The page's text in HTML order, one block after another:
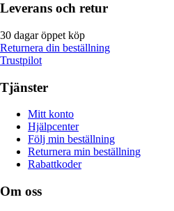
Leverans och retur
30 dagar öppet köp
Returnera din beställning
Trustpilot
Tjänster
Mitt konto
Hjälpcenter
Följ min beställning
Returnera min beställning
Rabattkoder
Om oss